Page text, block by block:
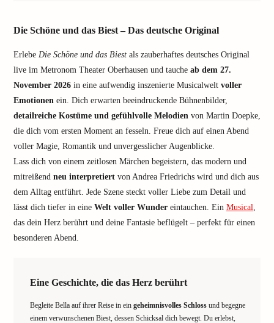
Die Schöne und das Biest – Das deutsche Original
Erlebe Die Schöne und das Biest als zauberhaftes deutsches Original
live im Metronom Theater Oberhausen und tauche ab dem 27.
November 2026 in eine aufwendig inszenierte Musicalwelt voller
Emotionen ein. Dich erwarten beeindruckende Bühnenbilder,
detailreiche Kostüme und gefühlvolle Melodien von Martin Doepke,
die dich vom ersten Moment an fesseln. Freue dich auf einen Abend
voller Magie, Romantik und unvergesslicher Augenblicke.
Lass dich von einem zeitlosen Märchen begeistern, das modern und
mitreißend neu interpretiert von Andrea Friedrichs wird und dich aus
dem Alltag entführt. Jede Szene steckt voller Liebe zum Detail und
lässt dich tiefer in eine Welt voller Wunder eintauchen. Ein Musical,
das dein Herz berührt und deine Fantasie beflügelt – perfekt für einen
besonderen Abend.
Eine Geschichte, die das Herz berührt
Begleite Bella auf ihrer Reise in ein geheimnisvolles Schloss und begegne
einem verwunschenen Biest, dessen Schicksal dich bewegt. Du erlebst,